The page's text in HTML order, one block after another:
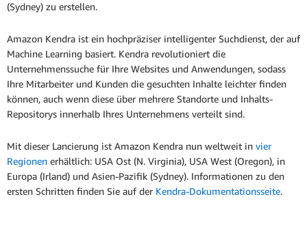
(Sydney) zu erstellen.
Amazon Kendra ist ein hochpräziser intelligenter Suchdienst, der auf
Machine Learning basiert. Kendra revolutioniert die
Unternehmenssuche für Ihre Websites und Anwendungen, sodass
Ihre Mitarbeiter und Kunden die gesuchten Inhalte leichter finden
können, auch wenn diese über mehrere Standorte und Inhalts-
Repositorys innerhalb Ihres Unternehmens verteilt sind.
Mit dieser Lancierung ist Amazon Kendra nun weltweit in vier
Regionen erhältlich: USA Ost (N. Virginia), USA West (Oregon), in
Europa (Irland) und Asien-Pazifik (Sydney). Informationen zu den
ersten Schritten finden Sie auf der Kendra-Dokumentationsseite.